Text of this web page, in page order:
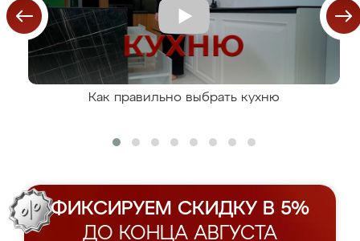
Как правильно выбрать кухню
ФИКСИРУЕМ СКИДКУ В 5%
ДО КОНЦА АВГУСТА